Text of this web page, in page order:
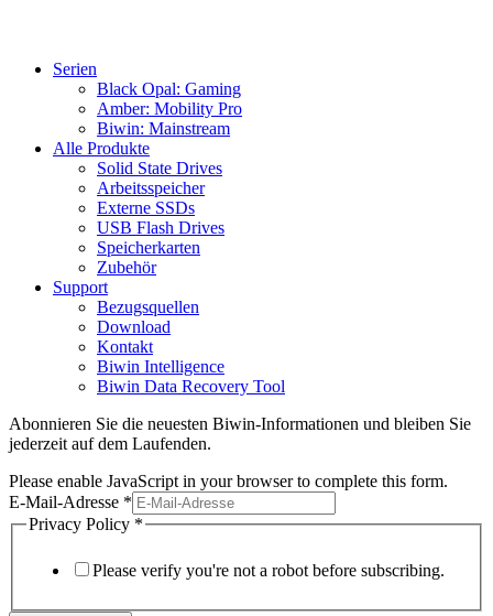
Serien
Black Opal: Gaming
Amber: Mobility Pro
Biwin: Mainstream
Alle Produkte
Solid State Drives
Arbeitsspeicher
Externe SSDs
USB Flash Drives
Speicherkarten
Zubehör
Support
Bezugsquellen
Download
Kontakt
Biwin Intelligence
Biwin Data Recovery Tool
Abonnieren Sie die neuesten Biwin-Informationen und bleiben Sie
jederzeit auf dem Laufenden.
Please enable JavaScript in your browser to complete this form.
E-Mail-Adresse *
Privacy Policy *
Please verify you're not a robot before subscribing.